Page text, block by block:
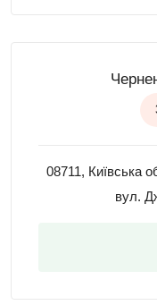
08711, Київська
вул.